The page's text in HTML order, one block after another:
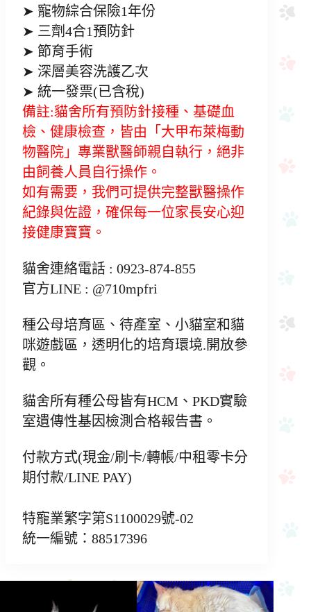
➤ 寵物綜合保險1年份
➤ 三劑4合1預防針
➤ 節育手術
➤ 深層美容洗護乙次
➤ 統一發票(已含稅)
備註:貓舍所有預防針接種、基礎血
檢、健康檢查，皆由「大甲布萊梅動
物醫院」專業獸醫師親自執行，絕非
由飼養人員自行操作。
如有需要，我們可提供完整獸醫操作
紀錄與佐證，確保每一位家長安心迎
接健康寶寶。
貓舍連絡電話 : 0923-874-855
官方LINE : @710mpfri
種公母培育區、待產室、小貓室和貓
咪遊戲區，透明化的培育環境.開放參
觀。
貓舍所有種公母皆有HCM、PKD實驗
室遺傳性基因檢測合格報告書。
付款方式(現金/刷卡/轉帳/中租零卡分
期付款/LINE PAY)
特寵業繁字第S1100029號-02
統一編號：88517396